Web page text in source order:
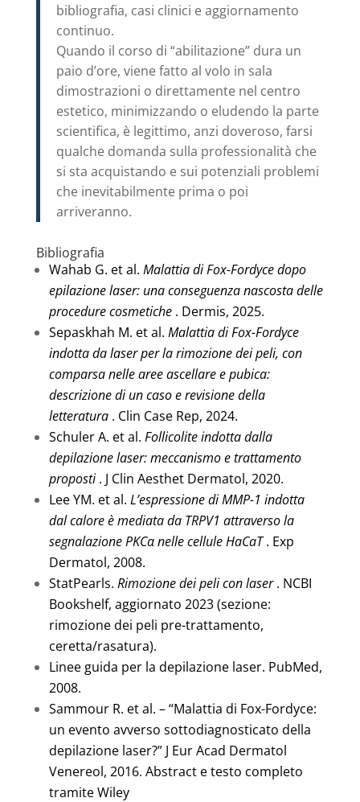
bibliografia, casi clinici e aggiornamento
continuo.
Quando il corso di “abilitazione” dura un
paio d’ore, viene fatto al volo in sala
dimostrazioni o direttamente nel centro
estetico, minimizzando o eludendo la parte
scientifica, è legittimo, anzi doveroso, farsi
qualche domanda sulla professionalità che
si sta acquistando e sui potenziali problemi
che inevitabilmente prima o poi
arriveranno.
Bibliografia
Wahab G. et al. Malattia di Fox-Fordyce dopo
epilazione laser: una conseguenza nascosta delle
procedure cosmetiche. Dermis, 2025.
Sepaskhah M. et al. Malattia di Fox-Fordyce
indotta da laser per la rimozione dei peli, con
comparsa nelle aree ascellare e pubica:
descrizione di un caso e revisione della
letteratura. Clin Case Rep, 2024.
Schuler A. et al. Follicolite indotta dalla
depilazione laser: meccanismo e trattamento
proposti. J Clin Aesthet Dermatol, 2020.
Lee YM. et al. L’espressione di MMP-1 indotta
dal calore è mediata da TRPV1 attraverso la
segnalazione PKCα nelle cellule HaCaT. Exp
Dermatol, 2008.
StatPearls. Rimozione dei peli con laser. NCBI
Bookshelf, aggiornato 2023 (sezione:
rimozione dei peli pre-trattamento,
ceretta/rasatura).
Linee guida per la depilazione laser. PubMed,
2008.
Sammour R. et al. – “Malattia di Fox-Fordyce:
un evento avverso sottodiagnosticato della
depilazione laser?” J Eur Acad Dermatol
Venereol, 2016. Abstract e testo completo
tramite Wiley